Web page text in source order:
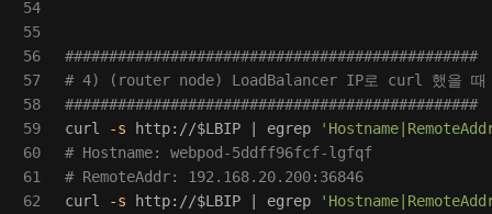
54
55
56
57
58
59
60
61
62
###############################################
# 4) (router node) LoadBalancer IP로 curl 했을 때
###############################################
curl
-s http://$LBIP | egrep
# Hostname: webpod-5ddff96fcf-lgfqf
# RemoteAddr: 192.168.20.200:36846
curl
-s http://$LBIP | egrep